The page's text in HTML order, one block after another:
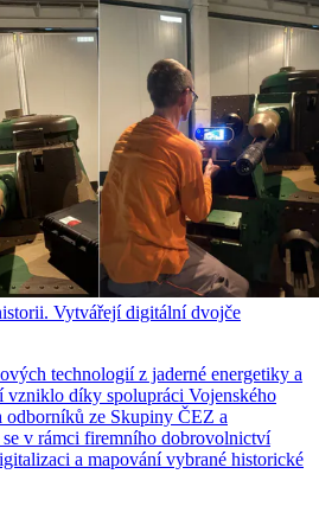
Vytvářejí digitální dvojče
technologií z jaderné energetiky a
díky spolupráci Vojenského
odborníků ze Skupiny ČEZ a
v rámci firemního dobrovolnictví
a mapování vybrané historické